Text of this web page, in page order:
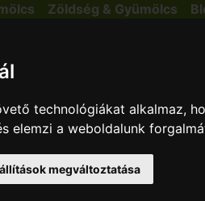
technológiákat alkalmaz,
elemzi a weboldalunk
megváltoztatása
Zöldség & Gyümölcs